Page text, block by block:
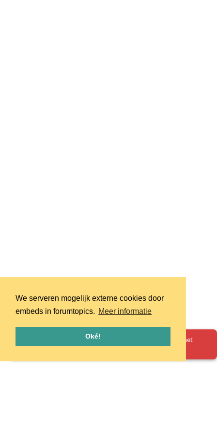
We serveren mogelijk externe cookies door
embeds in forumtopics. Meer informatie
Oké!
Oeps! Er is iets misgegaan. Herlaad de pagina en probeer het
opnieuw.